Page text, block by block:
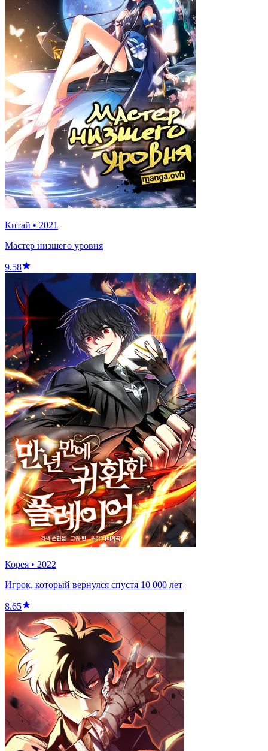
Китай • 2021
Мастер низшего уровня
9.58
Корея • 2022
Игрок, который вернулся спустя 10 000 лет
8.65